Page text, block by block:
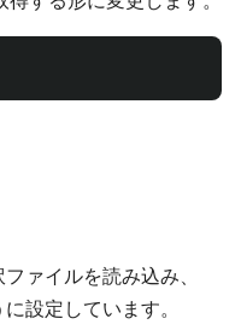
ァイルを読み込み、
設定しています。